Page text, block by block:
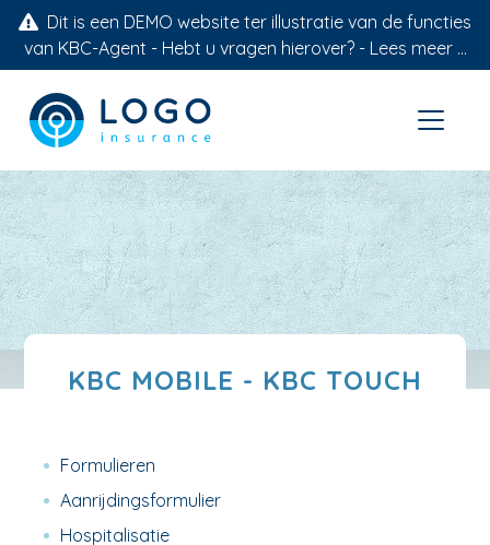
Dit is een DEMO website ter illustratie van de functies
van KBC-Agent - Hebt u vragen hierover? - Lees meer ...
KBC MOBILE - KBC TOUCH
Formulieren
Aanrijdingsformulier
Hospitalisatie